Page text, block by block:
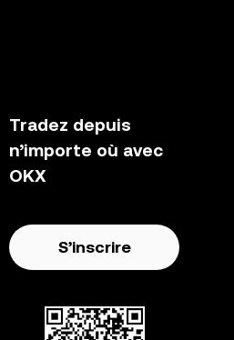
Tradez depuis
n’importe où avec
OKX
S’inscrire